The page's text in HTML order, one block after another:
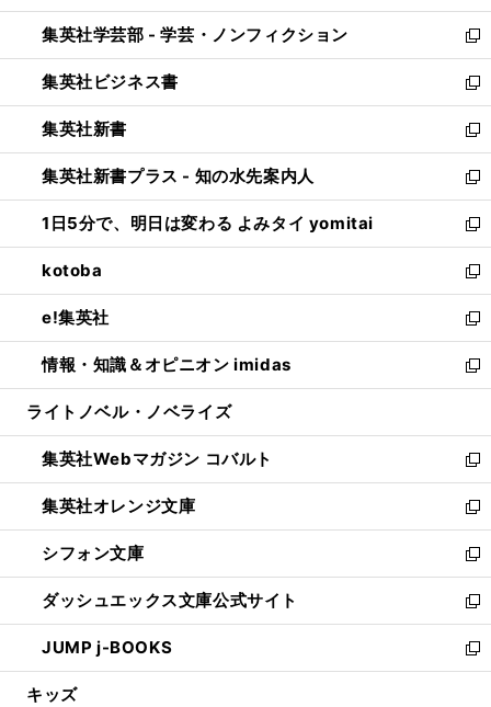
開
く
ウ
で
開
く
ン
ド
ウ
で
開
く
ウ
ィ
ン
ド
ウ
で
開
く
集英社学芸部 - 学芸・ノンフィクション
新
し
い
ウ
ィ
ン
ド
ウ
で
開
く
集英社ビジネス書
新
し
い
ウ
ィ
ン
ド
ウ
で
開
く
集英社新書
新
し
い
ウ
ィ
ン
ド
ウ
で
開
く
集英社新書プラス - 知の水先案内人
新
し
い
ウ
ィ
ン
ド
ウ
で
開
1日5分で、明日は変わる よみタイ yomitai
新
し
い
ウ
ィ
ン
ド
ウ
開
く
kotoba
新
し
い
ウ
ィ
ン
ウ
で
開
く
e!集英社
新
し
い
ウ
ン
ド
ウ
で
開
く
情報・知識＆オピニオン imidas
新
し
ウ
ィ
ン
ド
ウ
で
開
く
ライトノベル・ノベライズ
集英社Webマガジン コバルト
新
し
い
ウ
ィ
ン
ド
ウ
で
開
集英社オレンジ文庫
新
し
い
ウ
ィ
ン
ド
ウ
シフォン文庫
新
し
い
ウ
ィ
ン
ダッシュエックス文庫公式サイト
新
し
い
ウ
JUMP j-BOOKS
新
し
キッズ